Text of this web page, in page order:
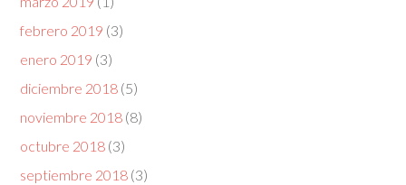
febrero 2019 (3)
enero 2019 (3)
diciembre 2018 (5)
noviembre 2018 (8)
octubre 2018 (3)
septiembre 2018 (3)